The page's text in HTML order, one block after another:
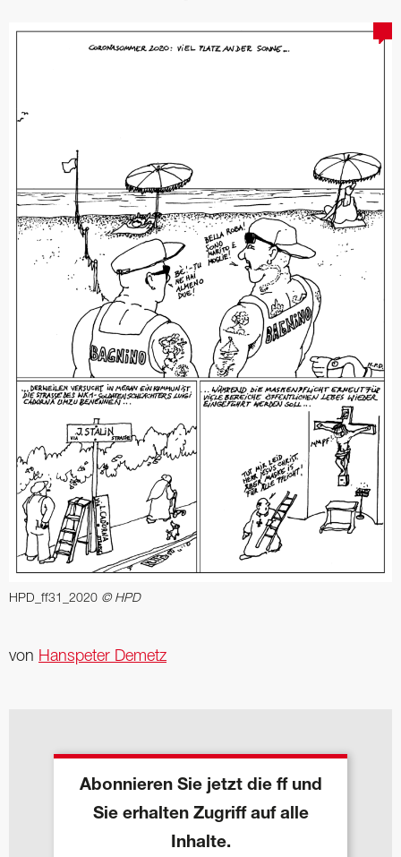
HPD_ff31_2020 © HPD
von Hanspeter Demetz
Abonnieren Sie jetzt die ff und
Sie erhalten Zugriff auf alle
Inhalte.